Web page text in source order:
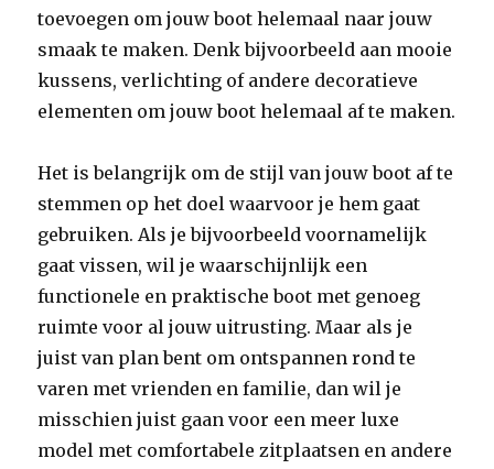
toevoegen om jouw boot helemaal naar jouw
smaak te maken. Denk bijvoorbeeld aan mooie
kussens, verlichting of andere decoratieve
elementen om jouw boot helemaal af te maken.
Het is belangrijk om de stijl van jouw boot af te
stemmen op het doel waarvoor je hem gaat
gebruiken. Als je bijvoorbeeld voornamelijk
gaat vissen, wil je waarschijnlijk een
functionele en praktische boot met genoeg
ruimte voor al jouw uitrusting. Maar als je
juist van plan bent om ontspannen rond te
varen met vrienden en familie, dan wil je
misschien juist gaan voor een meer luxe
model met comfortabele zitplaatsen en andere